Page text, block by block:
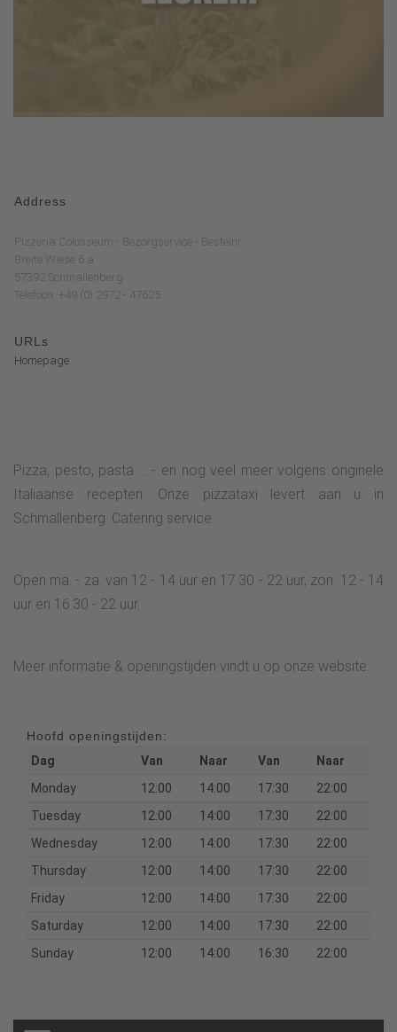
Address
Pizzeria Colosseum - Bezorgservice - Bestelnr.
Breite Wiese 6 a
57392 Schmallenberg
Telefoon: +49 (0) 2972 - 47625
URLs
Homepage
Pizza, pesto, pasta ... - en nog veel meer volgens originele
Italiaanse recepten. Onze pizzataxi levert aan u in
Schmallenberg. Catering service.
Open ma. - za. van 12 - 14 uur en 17.30 - 22 uur, zon. 12 - 14
uur en 16.30 - 22 uur.
Meer informatie & openingstijden vindt u op onze website.
Hoofd openingstijden:
Dag
Van Naar Van
Naar
Monday
12:00 14:00 17:30
22:00
Tuesday
12:00 14:00 17:30
22:00
Wednesday
12:00 14:00 17:30
22:00
Thursday
12:00 14:00 17:30
22:00
Friday
12:00 14:00 17:30
22:00
Saturday
12:00 14:00 17:30
22:00
Sunday
12:00 14:00 16:30 22:00